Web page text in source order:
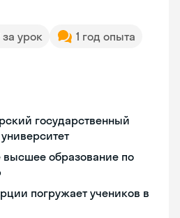
за урок 1 год опыта
государственный
высшее образование по
погружает учеников в